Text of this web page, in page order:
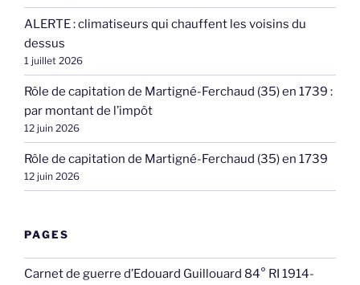
ALERTE : climatiseurs qui chauffent les voisins du
dessus
1 juillet 2026
Rôle de capitation de Martigné-Ferchaud (35) en 1739 :
par montant de l’impôt
12 juin 2026
Rôle de capitation de Martigné-Ferchaud (35) en 1739
12 juin 2026
PAGES
Carnet de guerre d’Edouard Guillouard 84° RI 1914-